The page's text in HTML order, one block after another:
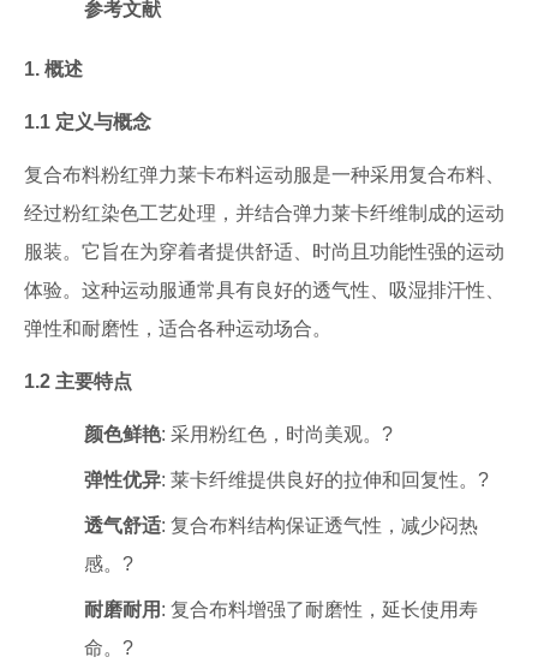
参考文献
1. 概述
1.1 定义与概念
复合布料粉红弹力莱卡布料运动服是一种采用复合布料、
经过粉红染色工艺处理，并结合弹力莱卡纤维制成的运动
服装。它旨在为穿着者提供舒适、时尚且功能性强的运动
体验。这种运动服通常具有良好的透气性、吸湿排汗性、
弹性和耐磨性，适合各种运动场合。
1.2 主要特点
颜色鲜艳: 采用粉红色，时尚美观。?
弹性优异: 莱卡纤维提供良好的拉伸和回复性。?
透气舒适: 复合布料结构保证透气性，减少闷热
感。?️
耐磨耐用 : 复合布料增强了耐磨性，延长使用寿
命。?️